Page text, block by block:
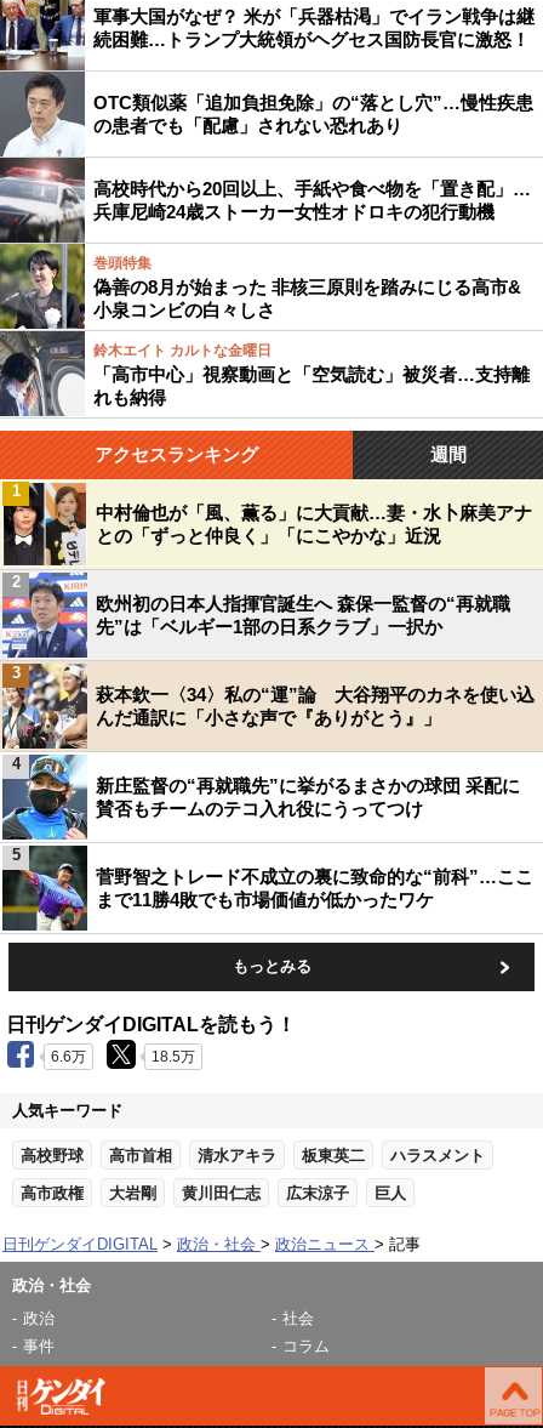
軍事大国がなぜ？ 米が「兵器枯渇」でイラン戦争は継
続困難…トランプ大統領がヘグセス国防長官に激怒！
OTC類似薬「追加負担免除」の“落とし穴”…慢性疾患
の患者でも「配慮」されない恐れあり
高校時代から20回以上、手紙や食べ物を「置き配」…
兵庫尼崎24歳ストーカー女性オドロキの犯行動機
巻頭特集
偽善の8月が始まった 非核三原則を踏みにじる高市&
小泉コンビの白々しさ
鈴木エイト カルトな金曜日
「高市中心」視察動画と「空気読む」被災者…支持離
れも納得
アクセスランキング 週間
中村倫也が「風、薫る」に大貢献…妻・水卜麻美アナ
との「ずっと仲良く」「にこやかな」近況
1
欧州初の日本人指揮官誕生へ 森保一監督の“再就職
先”は「ベルギー1部の日系クラブ」一択か
2
萩本欽一〈34〉私の“運”論 大谷翔平のカネを使い込
んだ通訳に「小さな声で『ありがとう』」
3
新庄監督の“再就職先”に挙がるまさかの球団 采配に
賛否もチームのテコ入れ役にうってつけ
4
菅野智之トレード不成立の裏に致命的な“前科”…ここ
まで11勝4敗でも市場価値が低かったワケ
5
もっとみる
日刊ゲンダイDIGITALを読もう！
6.6万 18.5万
人気キーワード
高校野球 高市首相 清水アキラ 板東英二 ハラスメント
高市政権 大岩剛 黄川田仁志 広末涼子 巨人
日刊ゲンダイDIGITAL 政治・社会 政治ニュース 記事
政治・社会
政治
社会
事件
コラム